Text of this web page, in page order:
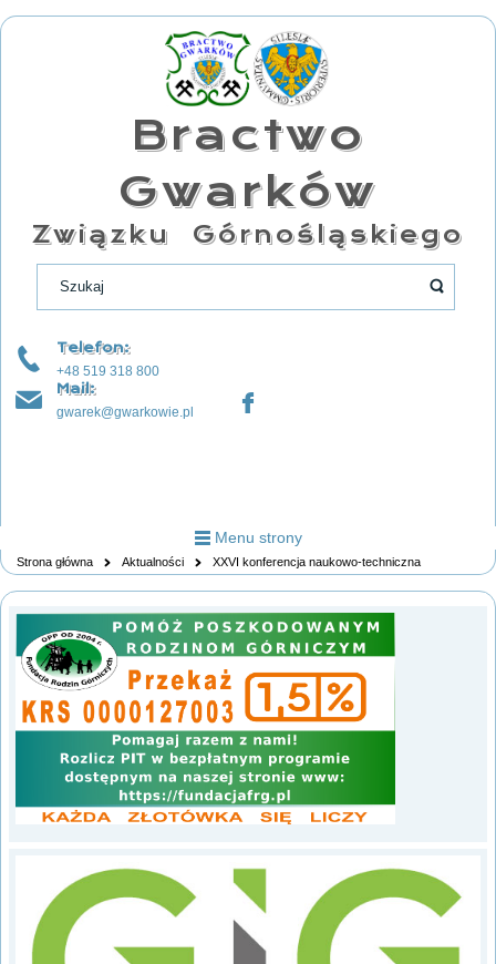
Bractwo
Gwarków
Związku Górnośląskiego
Telefon:
+48 519 318 800
Mail:
gwarek@gwarkowie.pl
Menu strony
Strona główna Aktualności XXVI konferencja naukowo-techniczna